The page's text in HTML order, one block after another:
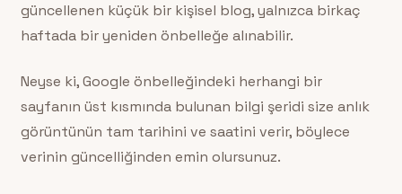
güncellenen küçük bir kişisel blog, yalnızca birkaç
haftada bir yeniden önbelleğe alınabilir.
Neyse ki, Google önbelleğindeki herhangi bir
sayfanın üst kısmında bulunan bilgi şeridi size anlık
görüntünün tam tarihini ve saatini verir, böylece
verinin güncelliğinden emin olursunuz.